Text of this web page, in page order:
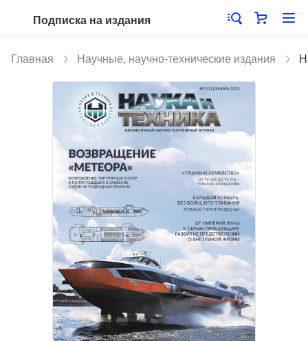
Подписка на издания
Главная Научные, научно-технические издания